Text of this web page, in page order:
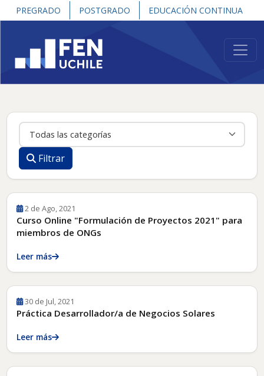
PREGRADO POSTGRADO EDUCACIÓN CONTINUA
Noticias
Categoría
Filtrar
2 de Ago, 2021
Curso Online "Formulación de Proyectos 2021" para
miembros de ONGs
Leer más
30 de Jul, 2021
Práctica Desarrollador/a de Negocios Solares
Leer más